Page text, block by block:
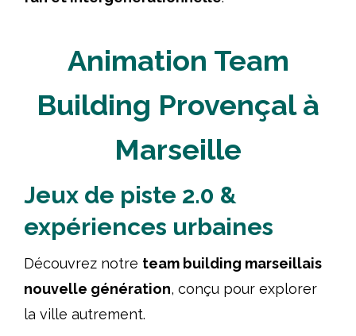
Animation Team
Building Provençal à
Marseille
Jeux de piste 2.0 &
expériences urbaines
Découvrez notre team building marseillais
nouvelle génération, conçu pour explorer
la ville autrement.